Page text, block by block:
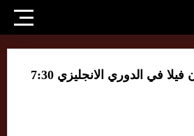
في الدوري الانجليزي 7:30